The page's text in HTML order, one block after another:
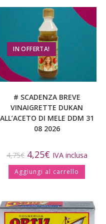
IN OFFERTA!
# SCADENZA BREVE
VINAIGRETTE DUKAN
ALL’ACETO DI MELE DDM 31
08 2026
4,75€ 4,25€ IVA inclusa
Aggiungi al carrello